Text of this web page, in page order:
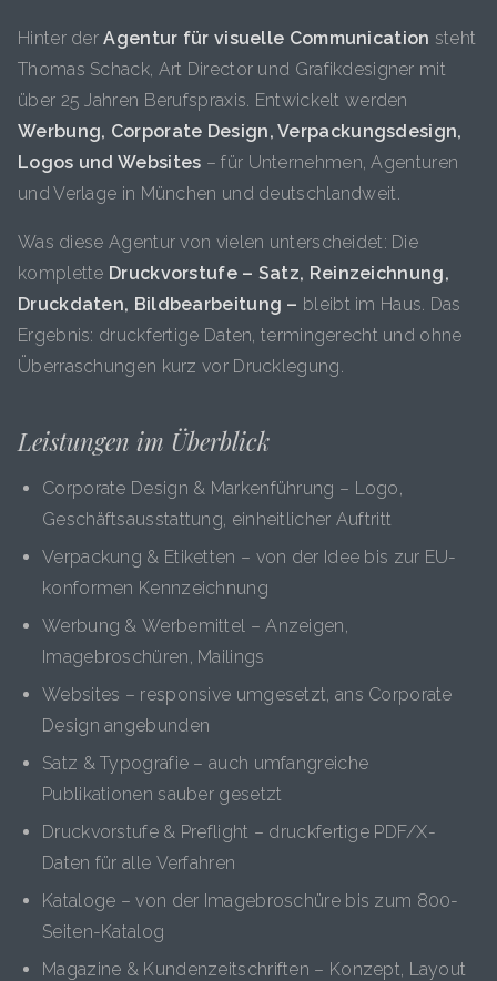
Hinter derAgentur für visuelle Communication steht
Thomas Schack, Art Director und Grafikdesigner mit
über 25 Jahren Berufspraxis. Entwickelt werden
Werbung, Corporate Design, Verpackungsdesign,
Logos und Websites – für Unternehmen, Agenturen
und Verlage in München und deutschlandweit.
Was diese Agentur von vielen unterscheidet: Die
komplette Druckvorstufe – Satz, Reinzeichnung,
Druckdaten, Bildbearbeitung – bleibt im Haus. Das
Ergebnis: druckfertige Daten, termingerecht und ohne
Überraschungen kurz vor Drucklegung.
Leistungen im Überblick
Corporate Design & Markenführung – Logo,
Geschäftsausstattung, einheitlicher Auftritt
Verpackung & Etiketten – von der Idee bis zur EU-
konformen Kennzeichnung
Werbung & Werbemittel – Anzeigen,
Imagebroschüren, Mailings
Websites – responsive umgesetzt, ans Corporate
Design angebunden
Satz & Typografie – auch umfangreiche
Publikationen sauber gesetzt
Druckvorstufe & Preflight – druckfertige PDF/X-
Daten für alle Verfahren
Kataloge – von der Imagebroschüre bis zum 800-
Seiten-Katalog
Magazine & Kundenzeitschriften – Konzept, Layout